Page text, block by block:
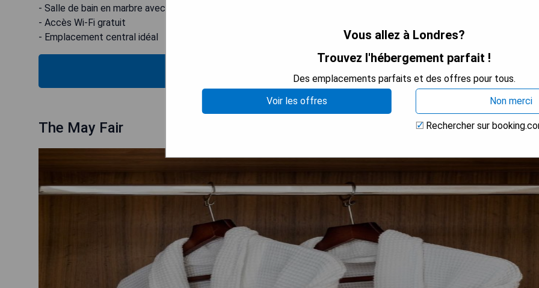
- Salle de bain en marbre avec produits haut de gamme
- Accès Wi-Fi gratuit
- Emplacement central idéal
The May Fair
Vous allez à Londres?
Trouvez l'hébergement parfait !
Des emplacements parfaits et des offres pour tous.
Voir les offres
Non merci
Rechercher sur